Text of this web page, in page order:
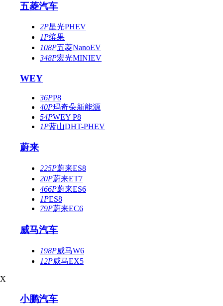
五菱汽车
2P星光PHEV
1P缤果
108P五菱NanoEV
348P宏光MINIEV
WEY
36PP8
40P玛奇朵新能源
54PWEY P8
1P蓝山DHT-PHEV
蔚来
225P蔚来ES8
20P蔚来ET7
466P蔚来ES6
1PES8
79P蔚来EC6
威马汽车
198P威马W6
12P威马EX5
X
小鹏汽车